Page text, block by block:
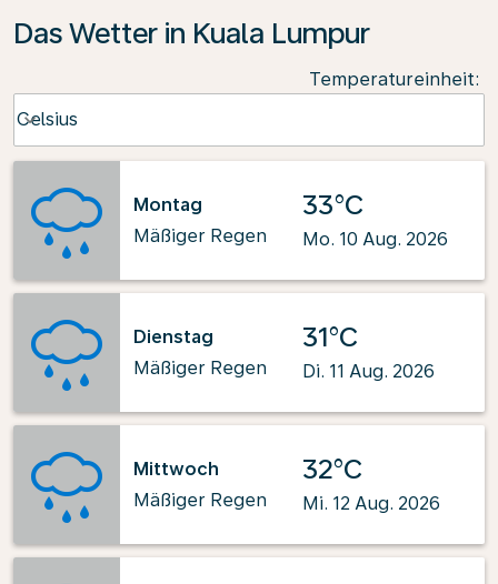
Das Wetter in Kuala Lumpur
Temperatureinheit:
Celsius
keyboard_arrow_down
Montag
Mäßiger Regen
33°C
Mo. 10 Aug. 2026
Dienstag
Mäßiger Regen
31°C
Di. 11 Aug. 2026
Mittwoch
Mäßiger Regen
32°C
Mi. 12 Aug. 2026